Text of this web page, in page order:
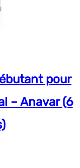
pour
– Anavar (6